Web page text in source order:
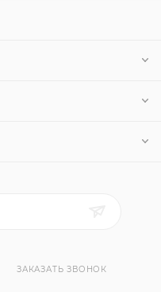
ЗАКАЗАТЬ ЗВОНОК